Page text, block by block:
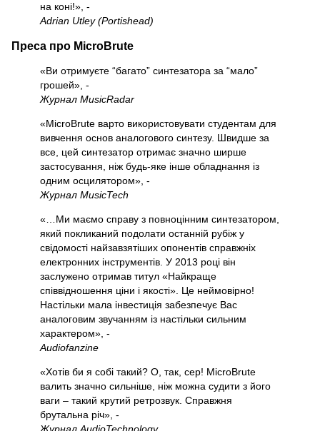
на коні!», -
Adrian Utley (Portishead)
Преса про MicroBrute
«Ви отримуєте “багато” синтезатора за “мало”
грошей», -
Журнал MusicRadar
«MicroBrute варто використовувати студентам для
вивчення основ аналогового синтезу. Швидше за
все, цей синтезатор отримає значно ширше
застосування, ніж будь-яке інше обладнання із
одним осцилятором», -
Журнал MusicTech
«…Ми маємо справу з повноцінним синтезатором,
який покликаний подолати останній рубіж у
свідомості найзавзятіших опонентів справжніх
електронних інструментів. У 2013 році він
заслужено отримав титул «Найкраще
співвідношення ціни і якості». Це неймовірно!
Настільки мала інвестиція забезпечує Вас
аналоговим звучанням із настільки сильним
характером», -
Audiofanzine
«Хотів би я собі такий? О, так, сер! MicroBrute
валить значно сильніше, ніж можна судити з його
ваги – такий крутий ретрозвук. Справжня
брутальна річ», -